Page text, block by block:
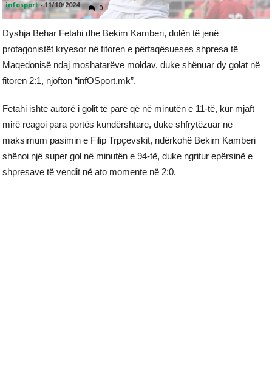
infosport -11/10/2024 0
Dyshja Behar Fetahi dhe Bekim Kamberi, dolën të jenë
protagonistët kryesor në fitoren e përfaqësueses shpresa të
Maqedonisë ndaj moshatarëve moldav, duke shënuar dy golat në
fitoren 2:1, njofton “infOSport.mk”.
Fetahi ishte autorë i golit të parë që në minutën e 11-të, kur mjaft
mirë reagoi para portës kundërshtare, duke shfrytëzuar në
maksimum pasimin e Filip Trpçevskit, ndërkohë Bekim Kamberi
shënoi një super gol në minutën e 94-të, duke ngritur epërsinë e
shpresave të vendit në ato momente në 2:0.